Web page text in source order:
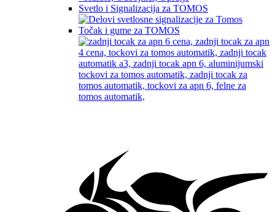
Svetlo i Signalizacija za TOMOS
Točak i gume za TOMOS